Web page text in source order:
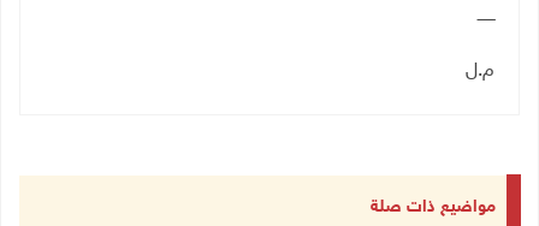
ـــــــ
م.ل
مواضيع ذات صلة